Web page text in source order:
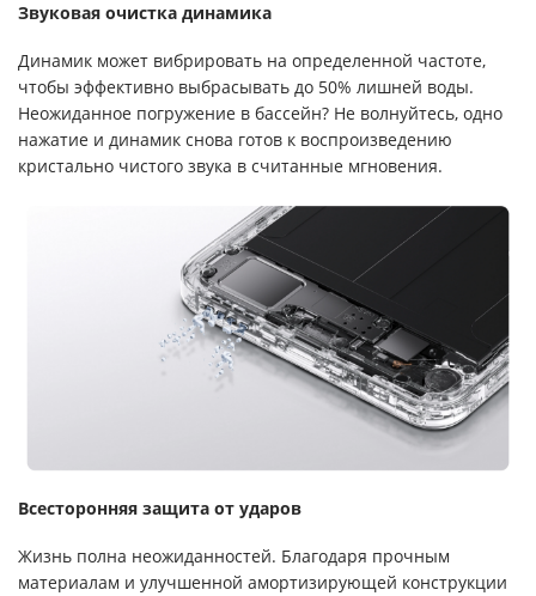
Звуковая очистка динамика
Динамик может вибрировать на определенной частоте,
чтобы эффективно выбрасывать до 50% лишней воды.
Неожиданное погружение в бассейн? Не волнуйтесь, одно
нажатие и динамик снова готов к воспроизведению
кристально чистого звука в считанные мгновения.
Всесторонняя защита от ударов
Жизнь полна неожиданностей. Благодаря прочным
материалам и улучшенной амортизирующей конструкции